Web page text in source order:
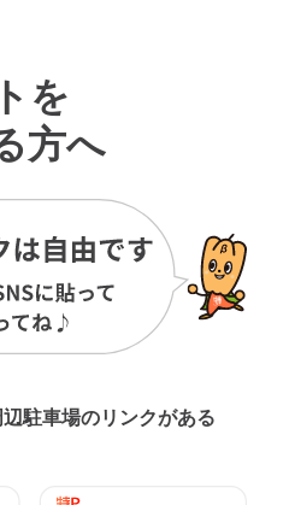
を
方へ
駐車場のリンクがある